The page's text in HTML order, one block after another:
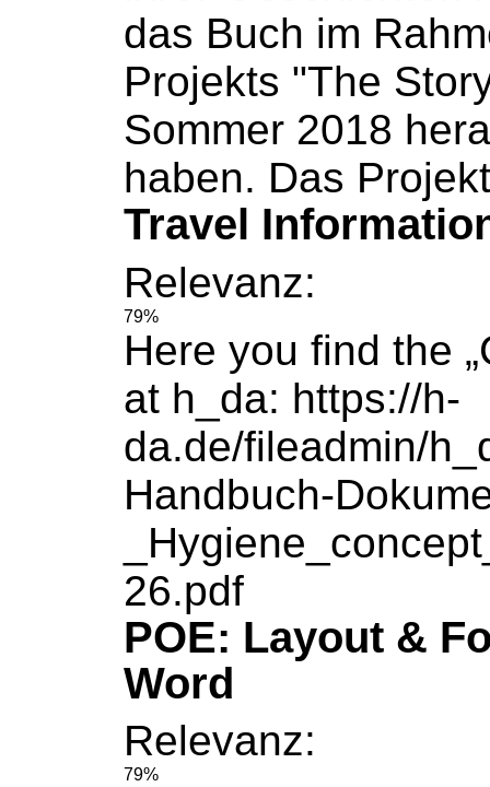
das Buch im
Projekts "The
Sommer 2018
haben. Das
Travel
Relevanz:
79%
Here you find the
at h_da: https://h-
da.de/fileadmin/
Handbuch-
26.pdf
POE: Layout &
Word
Relevanz:
79%